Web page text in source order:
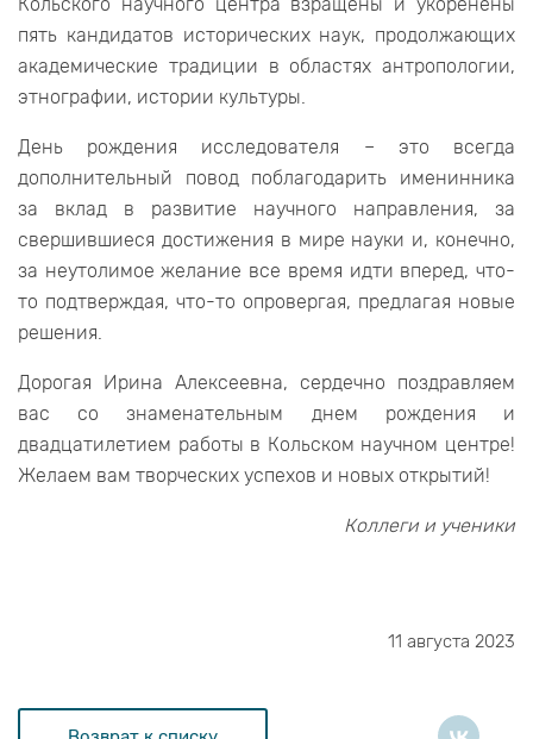
пять кандидатов исторических наук, продолжающих
академические традиции в областях антропологии,
этнографии, истории культуры.
День рождения исследователя – это всегда
дополнительный повод поблагодарить именинника
за вклад в развитие научного направления, за
свершившиеся достижения в мире науки и, конечно,
за неутолимое желание все время идти вперед, что-
то подтверждая, что-то опровергая, предлагая новые
решения.
Дорогая Ирина Алексеевна, сердечно поздравляем
вас со знаменательным днем рождения и
двадцатилетием работы в Кольском научном центре!
Желаем вам творческих успехов и новых открытий!
Коллеги и ученики
11 августа 2023